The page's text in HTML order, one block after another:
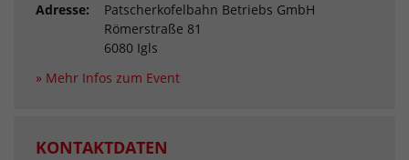
Adresse:
Patscherkofelbahn Betriebs GmbH
Römerstraße 81
6080 Igls
» Mehr Infos zum Event
KONTAKTDATEN